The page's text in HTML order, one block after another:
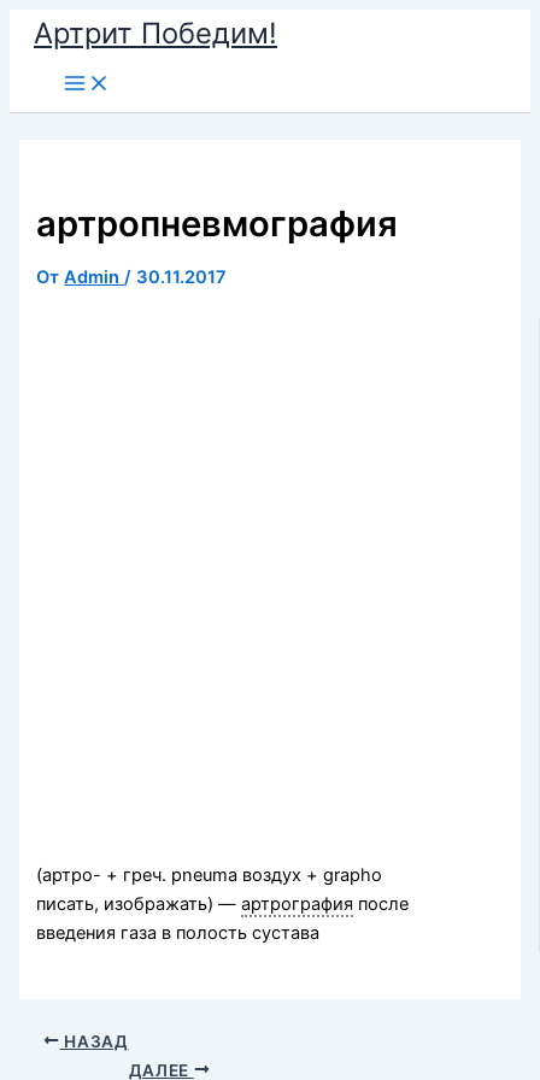
Перейти
содержимому
Артрит Победим!
Main
Menu
артропневмография
ОтAdmin/ 30.11.2017
(артро- + греч. pneuma воздух + grapho
писать, изображать) —артрография после
введения газа в полость сустава
НАЗАД
ДАЛЕЕ